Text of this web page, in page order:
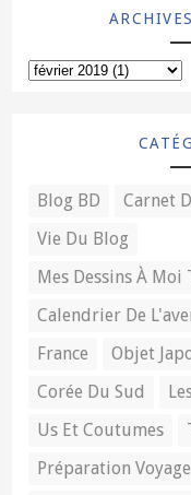
Blog BD
Carnet
Vie Du Blog
Mes Dessins À Moi
Calendrier De
France
Objet
Corée Du Sud
Us Et Coutumes
Préparation Voyage